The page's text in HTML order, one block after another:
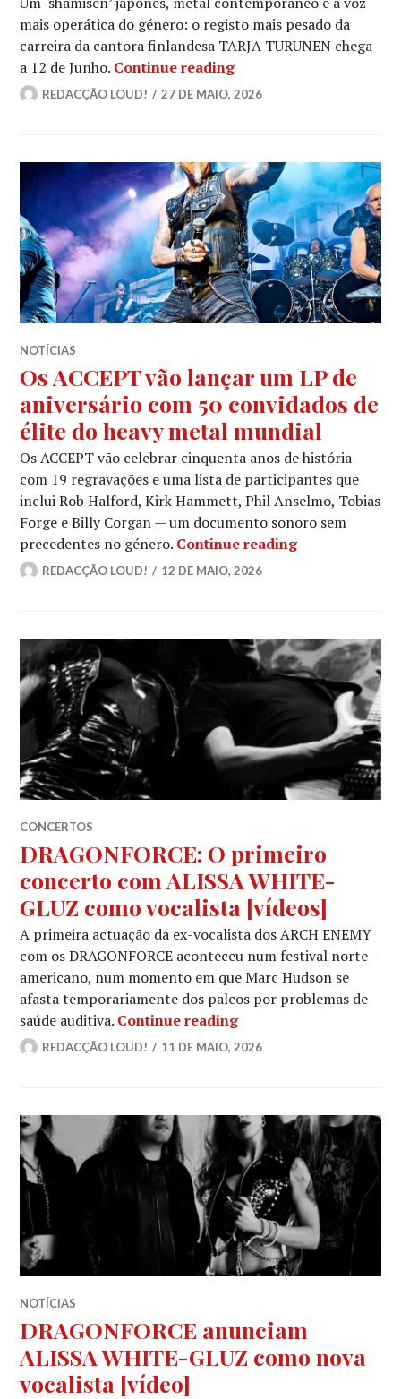
mais operática do género: o registo mais pesado da
carreira da cantora finlandesa TARJA TURUNEN chega
a 12 de Junho. Continue readingTARJA lança «The
REDACÇÃO LOUD! 27 DE MAIO, 2026
NOTÍCIAS
Os ACCEPT vão lançar um LP de
aniversário com 50 convidados de
élite do heavy metal mundial
Os ACCEPT vão celebrar cinquenta anos de história
com 19 regravações e uma lista de participantes que
inclui Rob Halford, Kirk Hammett, Phil Anselmo, Tobias
Forge e Billy Corgan — um documento sonoro sem
precedentes no género. Continue readingOs ACCEPT
REDACÇÃO LOUD! 12 DE MAIO, 2026
CONCERTOS
DRAGONFORCE: O primeiro
concerto com ALISSA WHITE-
GLUZ como vocalista [vídeos]
A primeira actuação da ex-vocalista dos ARCH ENEMY
com os DRAGONFORCE aconteceu num festival norte-
americano, num momento em que Marc Hudson se
afasta temporariamente dos palcos por problemas de
saúde auditiva. Continue readingDRAGONFORCE: O
REDACÇÃO LOUD! 11 DE MAIO, 2026
NOTÍCIAS
DRAGONFORCE anunciam
ALISSA WHITE-GLUZ como nova
vocalista [vídeo]